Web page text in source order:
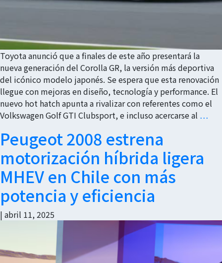
Toyota anunció que a finales de este año presentará la
nueva generación del Corolla GR, la versión más deportiva
del icónico modelo japonés. Se espera que esta renovación
llegue con mejoras en diseño, tecnología y performance. El
nuevo hot hatch apunta a rivalizar con referentes como el
Volkswagen Golf GTI Clubsport, e incluso acercarse al …
Peugeot 2008 estrena
motorización híbrida ligera
MHEV en Chile con más
potencia y eficiencia
| abril 11, 2025